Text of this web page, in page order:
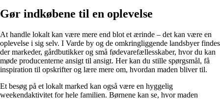
Gør indkøbene til en oplevelse
At handle lokalt kan være mere end blot et ærinde – det kan være en
oplevelse i sig selv. I Varde by og de omkringliggende landsbyer findes
der markeder, gårdbutikker og små fødevarefællesskaber, hvor du kan
møde producenterne ansigt til ansigt. Her kan du stille spørgsmål, få
inspiration til opskrifter og lære mere om, hvordan maden bliver til.
Et besøg på et lokalt marked kan også være en hyggelig
weekendaktivitet for hele familien. Børnene kan se, hvor maden